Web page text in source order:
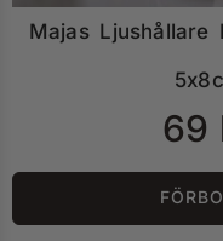
Majas Ljushållare
69